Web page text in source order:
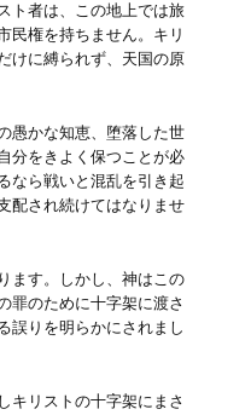
ト者は、この地上では旅
民権を持ちません。キリ
けに縛られず、天国の原
愚かな知恵、堕落した世
分をきよく保つことが必
なら戦いと混乱を引き起
配され続けてはなりませ
ます。しかし、神はこの
罪のために十字架に渡さ
誤りを明らかにされまし
キリストの十字架にまさ